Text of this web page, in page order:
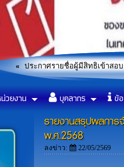
« ข้อบัญญัติองค์การบริหารส่วน
ศรายชื่อผู้มีสิทธิเข้าสอบเพื่อสรรหา
วยงาน บุคลากร ข้อ
รายงานสรุปผลกา
พ.ศ.2568
ลงข่าว: 22/05/2569